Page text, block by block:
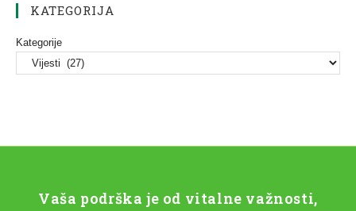
KATEGORIJA
Kategorije
Vaša podrška je od vitalne važnosti,